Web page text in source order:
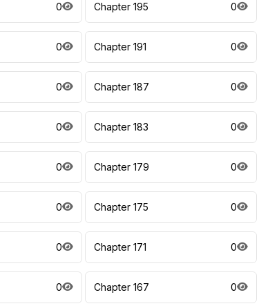
0 Chapter 195 0
0 Chapter 191 0
0 Chapter 187 0
0 Chapter 183 0
0 Chapter 179 0
0 Chapter 175 0
0 Chapter 171 0
0 Chapter 167 0